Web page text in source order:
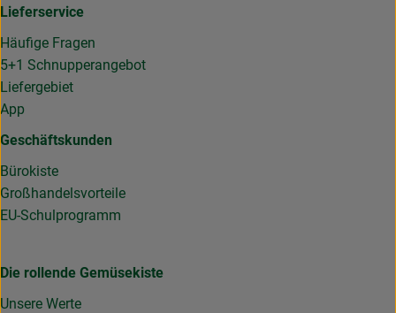
Lieferservice
Häufige Fragen
5+1 Schnupperangebot
Liefergebiet
App
Geschäftskunden
Bürokiste
Großhandelsvorteile
EU-Schulprogramm
Die rollende Gemüsekiste
Unsere Werte